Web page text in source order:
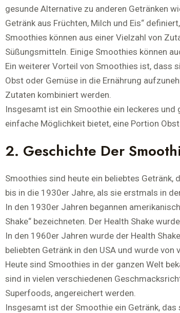
gesunde Alternative zu anderen Getränken
Getränk aus Früchten, Milch und Eis“
Smoothies können aus einer Vielzahl von
Süßungsmitteln. Einige Smoothies können
Ein weiterer Vorteil von Smoothies ist, dass
Obst oder Gemüse in die Ernährung
Zutaten kombiniert werden.
Insgesamt ist ein Smoothie ein leckeres und
einfache Möglichkeit bietet, eine Portion
2. Geschichte Der
Smoothies sind heute ein beliebtes
bis in die 1930er Jahre, als sie erstmals in
In den 1930er Jahren begannen
Shake“ bezeichneten. Der Health Shake
In den 1960er Jahren wurde der Health
beliebten Getränk in den USA und wurde
Heute sind Smoothies in der ganzen Welt
sind in vielen verschiedenen
Superfoods, angereichert werden.
Insgesamt ist der Smoothie ein Getränk,